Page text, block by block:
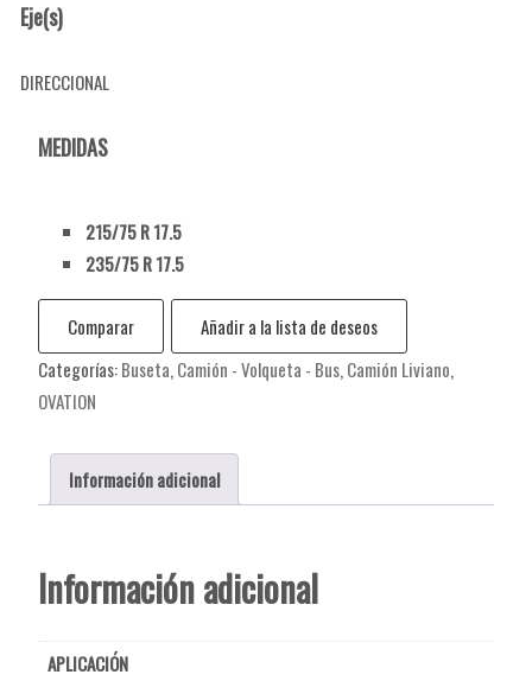
Eje(s)
DIRECCIONAL
MEDIDAS
215/75 R 17.5
235/75 R 17.5
Comparar
Añadir a la lista de deseos
Categorías:Buseta, Camión - Volqueta - Bus, Camión Liviano,
OVATION
Información adicional
Información adicional
APLICACIÓN